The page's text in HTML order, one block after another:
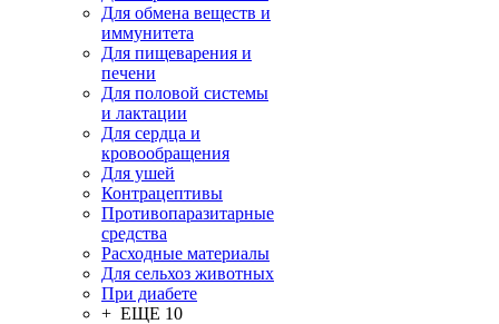
Для обмена веществ и
иммунитета
Для пищеварения и
печени
Для половой системы
и лактации
Для сердца и
кровообращения
Для ушей
Контрацептивы
Противопаразитарные
средства
Расходные материалы
Для сельхоз животных
При диабете
+ ЕЩЕ 10